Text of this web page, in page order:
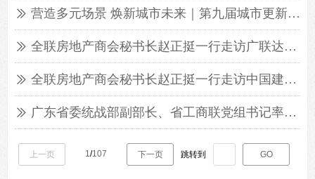
ꅀ 营造多元场景 焕新城市未来｜第九届城市更新创新大会在京召开
ꅀ 全联房地产商会秘书长赵正挺一行走访广联达座谈交流
ꅀ 全联房地产商会秘书长赵正挺一行走访中国建材座谈交流
ꅀ 广东省委统战部副部长、省工商联党组书记率队走访全联房地产商会
上一页 1/107 下一页 跳转到 GO